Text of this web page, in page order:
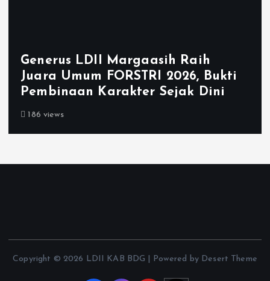
Generus LDII Margaasih Raih
Juara Umum FORSTRI 2026, Bukti
Pembinaan Karakter Sejak Dini
186 views
Copyright © 2026 LDII KAB BDG | Powered by Desert Theme